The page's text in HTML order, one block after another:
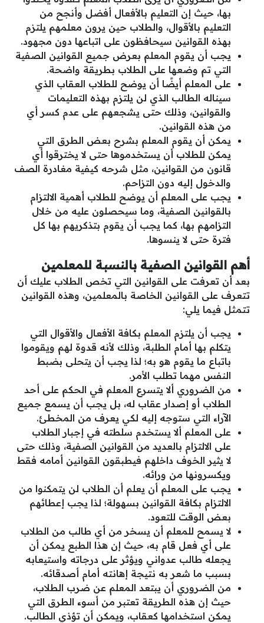
بها، حيث إن التعليم بالأفعال أفضل وأنجح من
التعليم بالأقوال، والطلاب حين يرون معلمهم يلتزم
بهذه القوانين سيحافظون على اتباعها دون مجهود.
يجب أن يقوم المعلم بعرض جميع القوانين الصفية
التي تم وضعها على الطلاب بطريقة واضحة.
على المعلم أيضًا أن يوضح للطلاب العقاب الذي
سيناله الطالب الذي لن يلتزم بهذه التعليمات
والقوانين، وذلك حتى يشجعهم على عدم كسر أي
من هذه القوانين.
يمكن أن يقوم المعلم بشرح بعض الطرق التي
يمكن للطلاب أن يستخدموها حتى لا يخترقوا أي
قانون من القوانين، مثل شرحه كيفية مغادرة الصف
والدخول إليه دون التزاحم.
يجب على المعلم أن يوضح للطلاب أهمية الالتزام
بالقوانين الصفية، وما سيحصلون عليه من خلال
التزامهم بها، كما يجب أن يقوم بتذكريهم بها كل
فترة حتى لا ينسوها.
أهم القوانين الصفية بالنسبة للمعلمين
بعد أن تعرفت على القوانين التي تخص الطلاب عليك أن
تتعرف على القوانين الخاصة بالمعلمين، وهذه القوانين
تتمثل فيما يلي:
يجب أن يلتزم المعلم بكافة الأفعال والأقوال التي
يتكلم بها أمام الطلبة، وذلك لأنه قدوة لهم ويقوموا
باتباع ما يقوم هو به؛ لذا يجب أن يتحلى بضبط
النفس مهما تطلب الأمر.
من الضروري ألا يتسرع المعلم في الحكم على أحد
الطلاب أو إصدار عقاب له، بل يجب أن يسمع جميع
الآراء التي ستوجه إليه لكي يعرف من المخطئ.
على المعلم ألا يستخدم سلطته في إجبار الطلاب
على الالتزام بالعديد من القوانين الصفية، وذلك حتى
لا يثير الخوف داخلهم فيطبقون القوانين أمامه فقط
ويكسرونها من ورائه.
يجب على المعلم أن يعلم أن الطلاب لن يتمكنوا من
الالتزام بكافة القوانين بسهولة؛ لذا يجب إعطائهم
بعض الوقت للتعود.
لا يسمح للمعلم أن يسخر من أي طالب من الطلاب
على أي فعل قام به، حيث إن هذا الطبع يمكن أن
يجعله طالب عدواني ويؤثر على درجاته واستيعابه
بسبب ما شعر به نتيجة إهانته أمام أصدقائه.
من الضروري أن يبتعد المعلم عن ضرب الطلاب،
حيث إن هذه الطريقة تعتبر من أسوء الطرق التي
يمكن استخدامها كعقاب، ويمكن أن تؤذي الطالب.